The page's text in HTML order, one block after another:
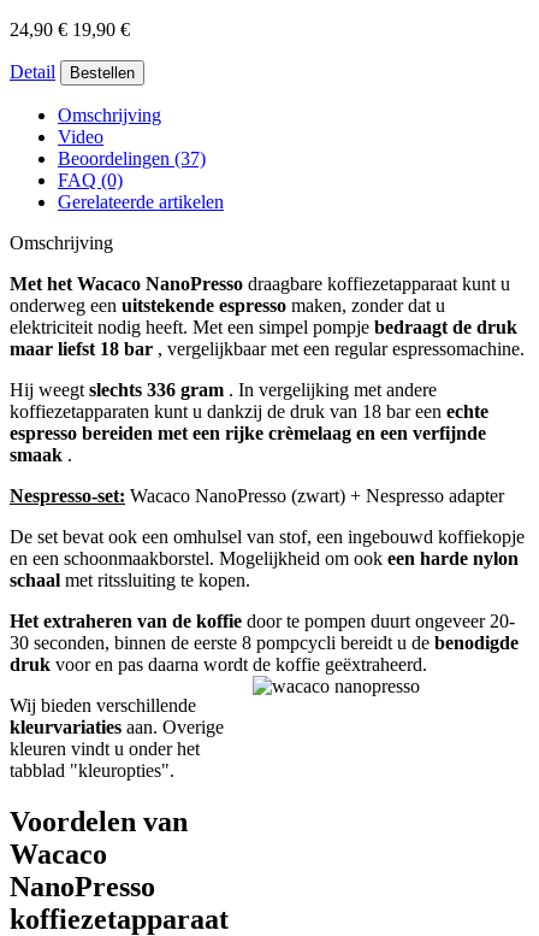
24,90 € 19,90 €
Detail Bestellen
Omschrijving
Video
Beoordelingen (37)
FAQ (0)
Gerelateerde artikelen
Omschrijving
Met het Wacaco NanoPresso draagbare koffiezetapparaat kunt u
onderweg een uitstekende espresso maken, zonder dat u
elektriciteit nodig heeft. Met een simpel pompje bedraagt de druk
maar liefst 18 bar , vergelijkbaar met een regular espressomachine.
Hij weegt slechts 336 gram . In vergelijking met andere
koffiezetapparaten kunt u dankzij de druk van 18 bar een echte
espresso bereiden met een rijke crèmelaag en een verfijnde
smaak .
Nespresso-set: Wacaco NanoPresso (zwart) + Nespresso adapter
De set bevat ook een omhulsel van stof, een ingebouwd koffiekopje
en een schoonmaakborstel. Mogelijkheid om ook een harde nylon
schaal met ritssluiting te kopen.
Het extraheren van de koffie door te pompen duurt ongeveer 20-
30 seconden, binnen de eerste 8 pompcycli bereidt u de benodigde
druk voor en pas daarna wordt de koffie geëxtraheerd.
Wij bieden verschillende
kleurvariaties aan. Overige
kleuren vindt u onder het
tabblad "kleuropties".
Voordelen van
Wacaco
NanoPresso
koffiezetapparaat